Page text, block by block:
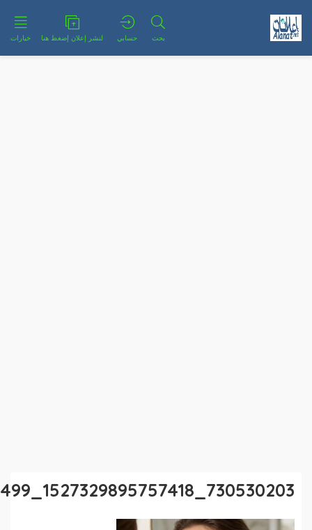
بحث حسابي لنشر إعلان إضغط هنا خيارات
730530203_1527329895757418_2272925645758081499_n